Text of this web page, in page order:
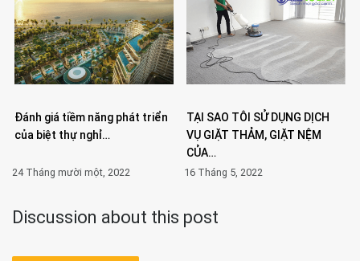
Đánh giá tiềm năng phát triển
của biệt thự nghỉ…
24 Tháng mười một, 2022
TẠI SAO TÔI SỬ DỤNG DỊCH
VỤ GIẶT THẢM, GIẶT NỆM
CỦA…
16 Tháng 5, 2022
Discussion about this post